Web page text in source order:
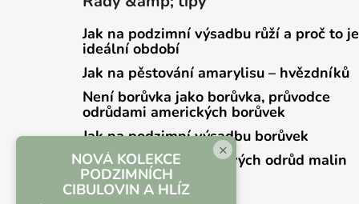
Jak na podzimní výsadbu růží a proč to je
ideální období
Jak na pěstování amarylisu – hvězdníků
Není borůvka jako borůvka, průvodce
odrůdami amerických borůvek
Jak na podzimní výsadbu borůvek
Přehled zrání jednotlivých odrůd malin
×
NOVÁ KOLEKCE
PODZIMNÍCH
CIBULOVIN A HLÍZ